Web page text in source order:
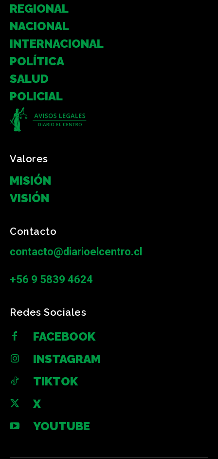
REGIONAL
NACIONAL
INTERNACIONAL
POLÍTICA
SALUD
POLICIAL
Valores
MISIÓN
VISIÓN
Contacto
contacto@diarioelcentro.cl
+56 9 5839 4624
Redes Sociales
FACEBOOK
INSTAGRAM
TIKTOK
X
YOUTUBE